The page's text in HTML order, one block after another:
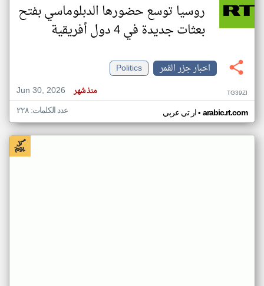
روسيا توسع حضورها الدبلوماسي بفتح
بعثات جديدة في 4 دول أفريقية
اخبار جزر القمر
Politics
Jun 30, 2026
منذ شهر TG39ZI
ار تي عربي• arabic.rt.com عدد الكلمات: ٢٢٨